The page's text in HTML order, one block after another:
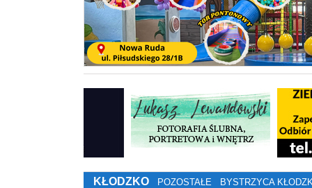
KŁODZKO POZOSTAŁE BYSTRZYCA